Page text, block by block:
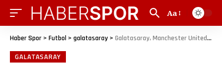
Aa
Haber Spor > Futbol > galatasaray > Galatasaray, Manchester United ile Beraberlikle Puanı Paylaştı
GALATASARAY